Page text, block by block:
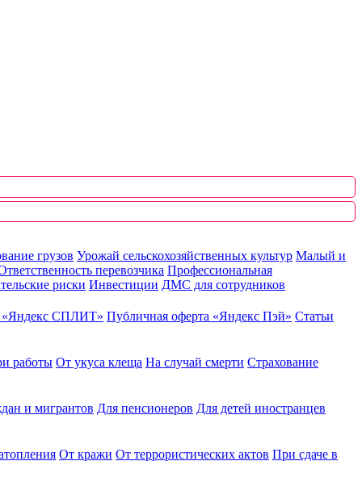
грузов Урожай сельскохозяйственных культур Малый и
перевозчика Профессиональная
риски Инвестиции ДМС для сотрудников
«Яндекс СПЛИТ» Публичная оферта «Яндекс Пэй» Статьи
работы От укуса клеща На случай смерти Страхование
и мигрантов Для пенсионеров Для детей иностранцев
От кражи От террористических актов При сдаче в